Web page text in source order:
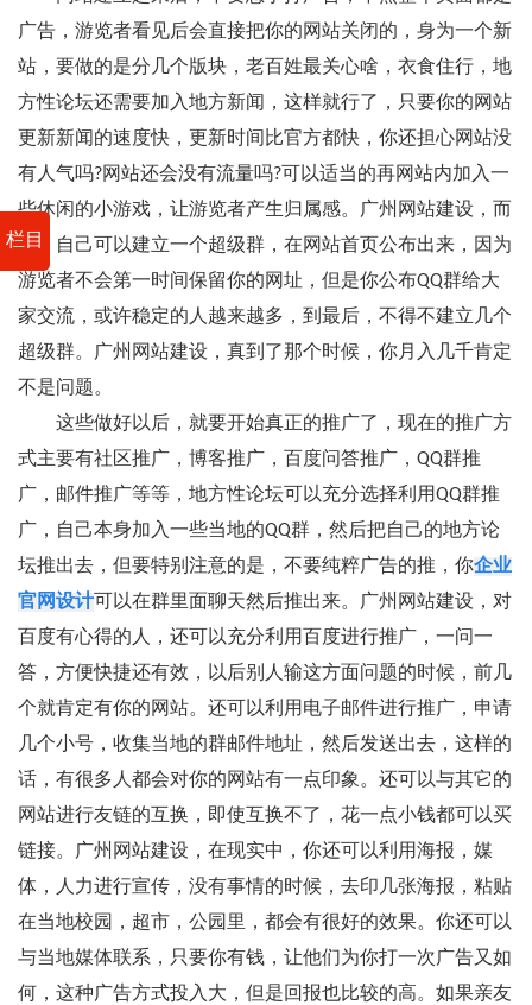
栏目
广告，游览者看见后会直接把你的网站关闭的，身为一个新
站，要做的是分几个版块，老百姓最关心啥，衣食住行，地
方性论坛还需要加入地方新闻，这样就行了，只要你的网站
更新新闻的速度快，更新时间比官方都快，你还担心网站没
有人气吗?网站还会没有流量吗?可以适当的再网站内加入一
些休闲的小游戏，让游览者产生归属感。广州网站建设，而
且，自己可以建立一个超级群，在网站首页公布出来，因为
游览者不会第一时间保留你的网址，但是你公布QQ群给大
家交流，或许稳定的人越来越多，到最后，不得不建立几个
超级群。广州网站建设，真到了那个时候，你月入几千肯定
不是问题。
这些做好以后，就要开始真正的推广了，现在的推广方
式主要有社区推广，博客推广，百度问答推广，QQ群推
广，邮件推广等等，地方性论坛可以充分选择利用QQ群推
广，自己本身加入一些当地的QQ群，然后把自己的地方论
坛推出去，但要特别注意的是，不要纯粹广告的推，你企业
官网设计可以在群里面聊天然后推出来。广州网站建设，对
百度有心得的人，还可以充分利用百度进行推广，一问一
答，方便快捷还有效，以后别人输这方面问题的时候，前几
个就肯定有你的网站。还可以利用电子邮件进行推广，申请
几个小号，收集当地的群邮件地址，然后发送出去，这样的
话，有很多人都会对你的网站有一点印象。还可以与其它的
网站进行友链的互换，即使互换不了，花一点小钱都可以买
链接。广州网站建设，在现实中，你还可以利用海报，媒
体，人力进行宣传，没有事情的时候，去印几张海报，粘贴
在当地校园，超市，公园里，都会有很好的效果。你还可以
与当地媒体联系，只要你有钱，让他们为你打一次广告又如
何，这种广告方式投入大，但是回报也比较的高。如果亲友